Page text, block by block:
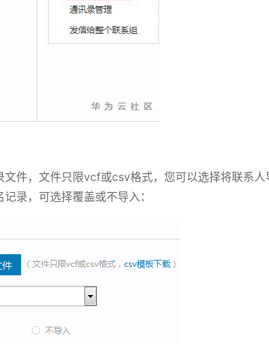
文件，文件只限vcf或csv格式，您可以选择将联系
录，可选择覆盖或不导入：